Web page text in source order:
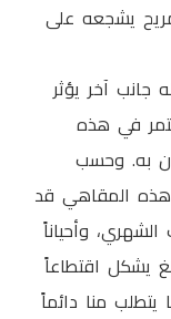
يشجعه على
جانب آخر يؤثر
في هذه
به. وحسب
المقاهي قد
الراتب الشهري، وأحياناً
يشكل اقتطاعاً
منا دائماً